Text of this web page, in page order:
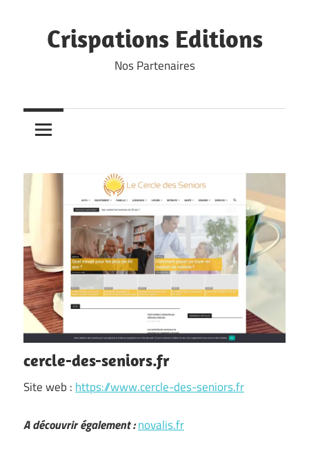
contentCrispations Editions
Nos Partenaires
cercle-des-seniors.fr
Site web : https://www.cercle-des-seniors.fr
A découvrir également :novalis.fr